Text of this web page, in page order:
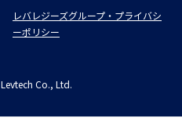
レバレジーズグループ・プライバシ
ーポリシー
Levtech Co., Ltd.